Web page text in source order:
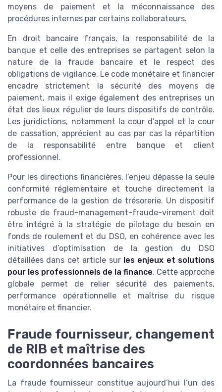
moyens de paiement et la méconnaissance des
procédures internes par certains collaborateurs.
En droit bancaire français, la responsabilité de la
banque et celle des entreprises se partagent selon la
nature de la fraude bancaire et le respect des
obligations de vigilance. Le code monétaire et financier
encadre strictement la sécurité des moyens de
paiement, mais il exige également des entreprises un
état des lieux régulier de leurs dispositifs de contrôle.
Les juridictions, notamment la cour d’appel et la cour
de cassation, apprécient au cas par cas la répartition
de la responsabilité entre banque et client
professionnel.
Pour les directions financières, l’enjeu dépasse la seule
conformité réglementaire et touche directement la
performance de la gestion de trésorerie. Un dispositif
robuste de fraud-management-fraude-virement doit
être intégré à la stratégie de pilotage du besoin en
fonds de roulement et du DSO, en cohérence avec les
initiatives d’optimisation de la gestion du DSO
détaillées dans cet article sur les enjeux et solutions
pour les professionnels de la finance. Cette approche
globale permet de relier sécurité des paiements,
performance opérationnelle et maîtrise du risque
monétaire et financier.
Fraude fournisseur, changement
de RIB et maîtrise des
coordonnées bancaires
La fraude fournisseur constitue aujourd’hui l’un des